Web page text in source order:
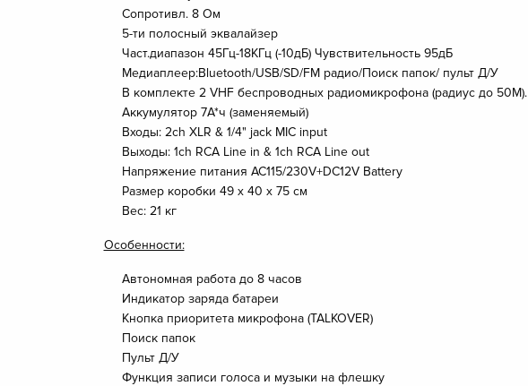
Сопротивл. 8 Ом
5-ти полосный эквалайзер
Част.диапазон 45Гц-18КГц (-10дБ) Чувствительность 95дБ
Медиаплеер:Bluetooth/USB/SD/FM радио/Поиск папок/ пульт Д/У
В комплекте 2 VHF беспроводных радиомикрофона (радиус до 50М).
Аккумулятор 7А*ч (заменяемый)
Входы: 2ch XLR & 1/4" jack MIC input
Выходы: 1ch RCA Line in & 1ch RCA Line out
Напряжение питания AC115/230V+DC12V Battery
Размер коробки 49 x 40 x 75 см
Вес: 21 кг
Особенности:
Автономная работа до 8 часов
Индикатор заряда батареи
Кнопка приоритета микрофона (TALKOVER)
Поиск папок
Пульт Д/У
Функция записи голоса и музыки на флешку